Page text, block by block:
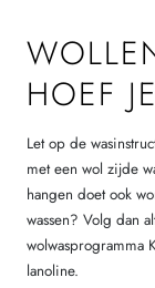
HOEF
Let op de
met een wol zijde
hangen doet ook
wassen? Volg dan
wolwasprogramma
lanoline.